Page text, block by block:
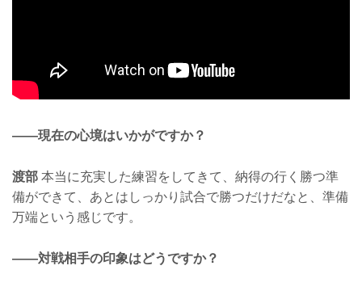
——現在の心境はいかがですか？
渡部 本当に充実した練習をしてきて、納得の行く勝つ準
備ができて、あとはしっかり試合で勝つだけだなと、準備
万端という感じです。
——対戦相手の印象はどうですか？